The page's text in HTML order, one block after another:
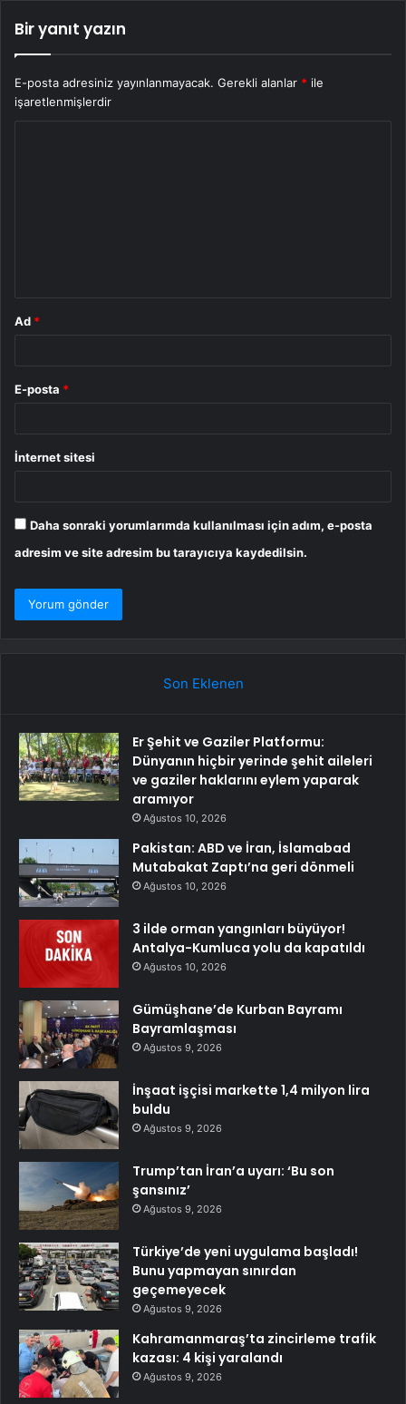
Bir yanıt yazın
E-posta adresiniz yayınlanmayacak. Gerekli alanlar * ile
işaretlenmişlerdir
Ad *
E-posta *
İnternet sitesi
Daha sonraki yorumlarımda kullanılması için adım, e-posta
adresim ve site adresim bu tarayıcıya kaydedilsin.
Son Eklenen
Er Şehit ve Gaziler Platformu:
Dünyanın hiçbir yerinde şehit aileleri
ve gaziler haklarını eylem yaparak
aramıyor
Ağustos 10, 2026
Pakistan: ABD ve İran, İslamabad
Mutabakat Zaptı’na geri dönmeli
Ağustos 10, 2026
3 ilde orman yangınları büyüyor!
Antalya-Kumluca yolu da kapatıldı
Ağustos 10, 2026
Gümüşhane’de Kurban Bayramı
Bayramlaşması
Ağustos 9, 2026
İnşaat işçisi markette 1,4 milyon lira
buldu
Ağustos 9, 2026
Trump’tan İran’a uyarı: ‘Bu son
şansınız’
Ağustos 9, 2026
Türkiye’de yeni uygulama başladı!
Bunu yapmayan sınırdan
geçemeyecek
Ağustos 9, 2026
Kahramanmaraş’ta zincirleme trafik
kazası: 4 kişi yaralandı
Ağustos 9, 2026